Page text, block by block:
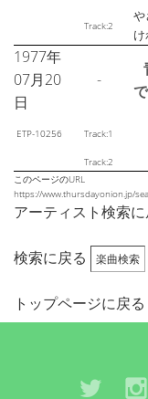
Track:2
や
1977年
07月20
日
-
で
ETP-10256 Track:1
Track:2
このページのURL
https://www.thursdayonion.jp/
アーティスト検索に
検索に戻る 楽曲検索
トップページに戻る